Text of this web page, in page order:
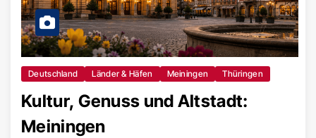
Deutschland Länder & Häfen Meiningen Thüringen
Kultur, Genuss und Altstadt:
Meiningen